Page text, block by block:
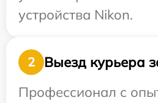
устройства Nikon.
2
Выезд курьера
Профессионал с